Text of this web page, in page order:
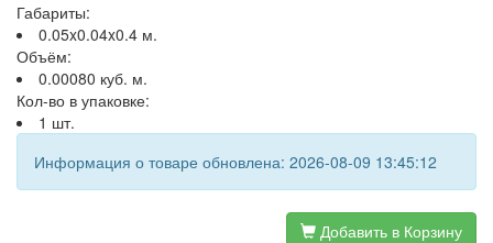
Габариты:
0.05x0.04x0.4 м.
Объём:
0.00080 куб. м.
Кол-во в упаковке:
1 шт.
Информация о товаре обновлена: 2026-08-09 13:45:12
Добавить в Корзину